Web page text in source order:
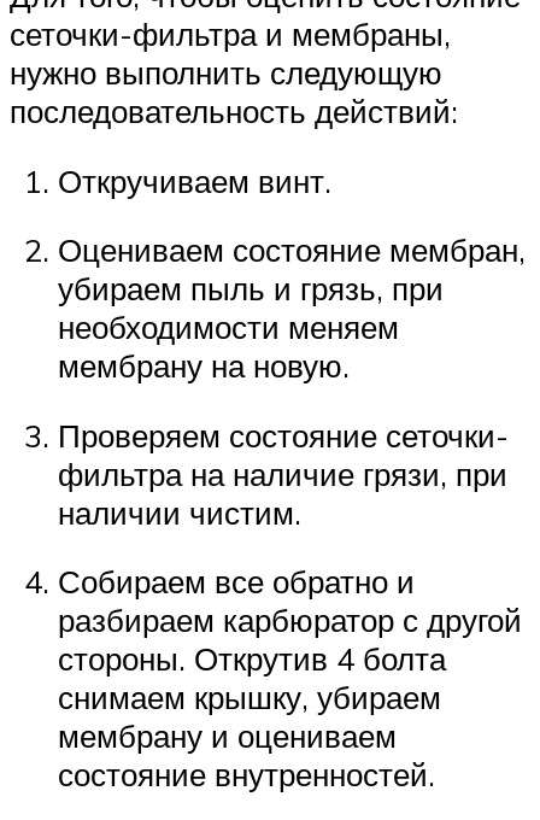
сеточки-фильтра и мембраны,
нужно выполнить следующую
последовательность действий:
Откручиваем винт.
Оцениваем состояние мембран,
убираем пыль и грязь, при
необходимости меняем
мембрану на новую.
Проверяем состояние сеточки-
фильтра на наличие грязи, при
наличии чистим.
Собираем все обратно и
разбираем карбюратор с другой
стороны. Открутив 4 болта
снимаем крышку, убираем
мембрану и оцениваем
состояние внутренностей.